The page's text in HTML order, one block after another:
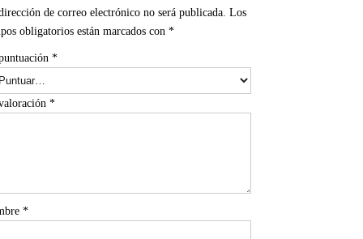
de correo electrónico no será publicada. Los
obligatorios están marcados con *
*
*
*